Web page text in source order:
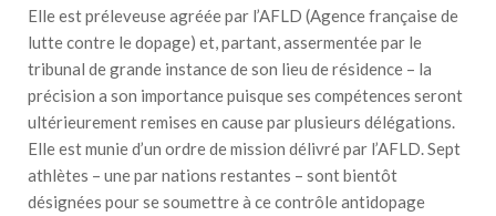
Elle est préleveuse agréée par l’AFLD (Agence française de
lutte contre le dopage) et, partant, assermentée par le
tribunal de grande instance de son lieu de résidence – la
précision a son importance puisque ses compétences seront
ultérieurement remises en cause par plusieurs délégations.
Elle est munie d’un ordre de mission délivré par l’AFLD. Sept
athlètes – une par nations restantes – sont bientôt
désignées pour se soumettre à ce contrôle antidopage